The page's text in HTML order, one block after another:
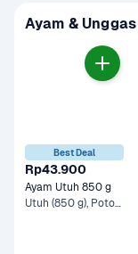
Ayam & Unggas
Best Deal
Rp43.900
Ayam Utuh 850 g
Utuh (850 g), Potong 8 +1 Lainnya